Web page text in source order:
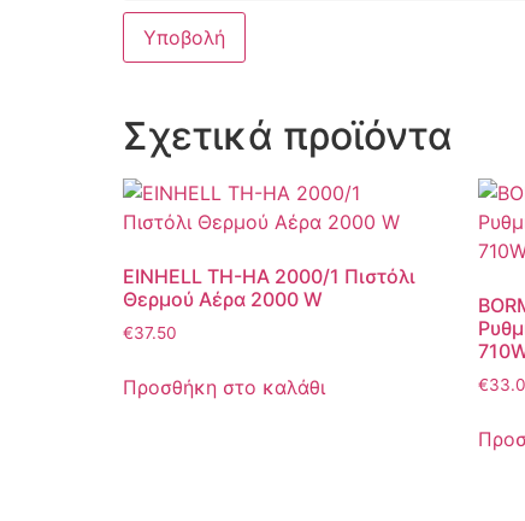
Σχετικά προϊόντα
EINHELL TH-HA 2000/1 Πιστόλι
Θερμού Αέρα 2000 W
€37.50
Προσθήκη στο καλάθι €